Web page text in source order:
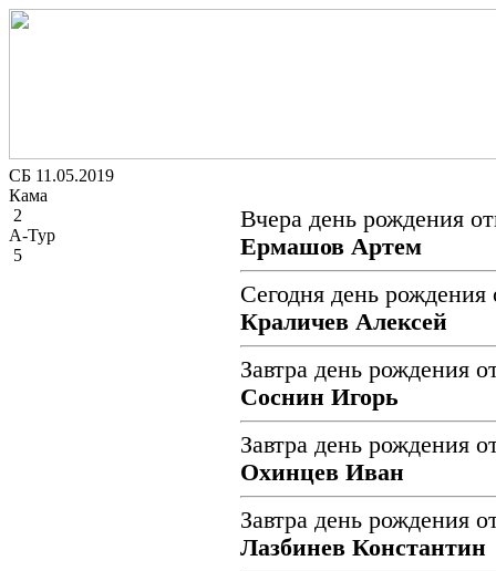
СБ 11.05.2019
Кама
2
А-Тур
5
Вчера день рождения
Ермашов Артем
Сегодня день рождения
Краличев Алексей
Завтра день рождения
Соснин Игорь
Завтра день рождения
Охинцев Иван
Завтра день рождения
Лазбинев Константин